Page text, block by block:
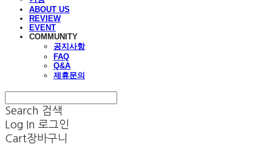
ABOUT US
REVIEW
EVENT
COMMUNITY
공지사항
FAQ
Q&A
제휴문의
Search 검색
Log In 로그인
Cart장바구니